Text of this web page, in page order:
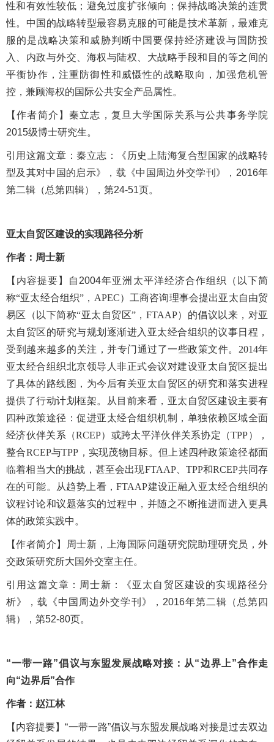
性和有效性较低；避免过度扩张倾向；保持战略决策的连贯
性。中国的战略转型最容易克服的可能是技术革新，最难克
服的是战略决策和威胁判断中国要保持经济建设与国防投
入、内政与外交、海权与陆权、大战略手段和目的等之间的
平衡协作，注重防御性和威慑性的战略取向，加强危机管
控，兼顾海权的国际公共安全产品属性。
【作者简介 】秦立志，复旦大学国际关系与公共事务学院
2015级博士研究生。
引用这篇文章： 秦立志：《历史上陆海复合型国家的战略转
型及其对中国的启示》，载《中国周边外交学刊》， 2016年
第二辑（总第四辑），第24-51页。
亚太自贸区建设的实现路径分析
作者：周士新
【内容提要 】自 2004年亚洲太平洋经济合作组织（以下简
称“亚太经合组织”， APEC）工商咨询理事会提出亚太自由贸
易区（以下简称“亚太自贸区”， FTAAP）的倡议以来，对亚
太自贸区的研究与规划逐渐进入亚太经合组织的议事日程，
受到越来越多的关注，并专门通过了一些政策文件。 2014年
亚太经合组织北京领导人非正式会议对建设亚太自贸区提出
了具体的路线图，为今后有关亚太自贸区的研究和落实进程
提供了行动计划框架。从目前来看，亚太自贸区建设主要有
四种政策途径：促进亚太经合组织机制，单独依赖区域全面
经济伙伴关系（RCEP）或跨太平洋伙伴关系协定（TPP），
整合RCEP与TPP ，实现茂物目标。但上述四种政策途径都面
临着相当大的挑战，甚至会出现FTAAP、TPP和RCEP共同存
在的可能。从趋势上看，FTAAP建设正融入亚太经合组织的
议程讨论和议题落实的过程中，并随之不断推进而进入更具
体的政策实践中。
【作者简介 】周士新，上海国际问题研究院助理研究员，外
交政策研究所大国外交室主任。
引用这篇文章： 周士新：《亚太自贸区建设的实现路径分
析》，载《中国周边外交学刊》， 2016年第二辑（总第四
辑），第52-80页。
“一带一路”倡议与东盟发展战略对接：从“边界上”合作走
向“边界后”合作
作者：赵江林
【内容提要】“一带一路”倡议与东盟发展战略对接是过去双边